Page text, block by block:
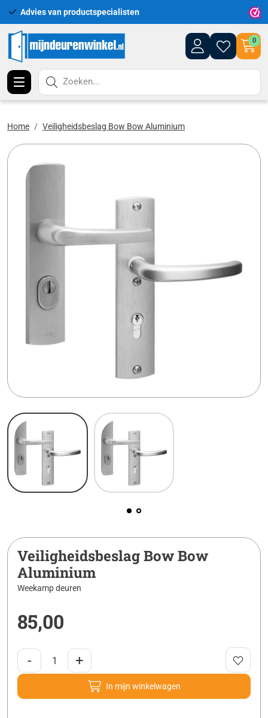
Advies van productspecialisten
0
Zoeken...
Home Veiligheidsbeslag Bow Bow Aluminium
Veiligheidsbeslag Bow Bow
Aluminium
Weekamp deuren
85,00
- +
In mijn winkelwagen